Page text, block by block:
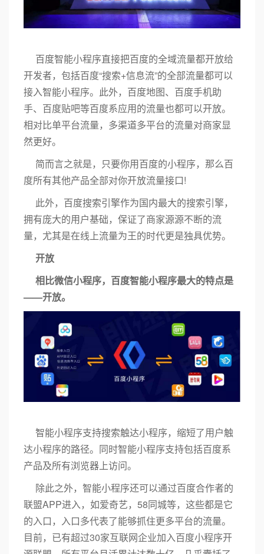
百度智能小程序直接把百度的全域流量都开放给
开发者，包括百度“搜索+信息流”的全部流量都可以
接入智能小程序。此外，百度地图、百度手机助
手、百度贴吧等百度系应用的流量也都可以开放。
相对比单平台流量，多渠道多平台的流量对商家显
然更好。
简而言之就是，只要你用百度的小程序，那么百
度所有其他产品全部对你开放流量接口!
此外，百度搜索引擎作为国内最大的搜索引擎，
拥有庞大的用户基础，保证了商家源源不断的流
量，尤其是在线上流量为王的时代更是独具优势。
开放
相比微信小程序，百度智能小程序最大的特点是
——开放。
智能小程序支持搜索触达小程序，缩短了用户触
达小程序的路径。同时智能小程序支持包括百度系
产品及所有浏览器上访问。
除此之外，智能小程序还可以通过百度合作者的
联盟APP进入，如爱奇艺，58同城等，这些都是它
的入口，入口多代表了能够抓住更多平台的流量。
目前，已有超过30家互联网企业加入百度小程序开